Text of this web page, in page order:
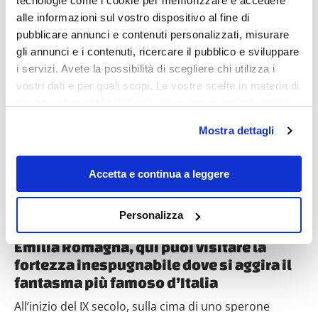
alle informazioni sul vostro dispositivo al fine di
pubblicare annunci e contenuti personalizzati, misurare
gli annunci e i contenuti, ricercare il pubblico e sviluppare
i servizi. Avete la possibilità di scegliere chi utilizza i
vostri dati e per quali scopi. Le vostre scelte in materia di
modificare o revocare il proprio consenso in qualsiasi
momento dalla Dichiarazione sui cookie o facendo clic
sull'icona di attivazione della privacy.
raccogliere informazioni sulla tua posizione
geografica, con un'approssimazione di qualche
metro,
Identificare il tuo dispositivo, scansionandolo
attivamente alla ricerca di caratteristiche specifiche
Mostra dettagli
Accetta e continua a leggere
Personalizza
Destinazioni
Emilia Romagna, qui puoi visitare la
fortezza inespugnabile dove si aggira il
fantasma più famoso d’Italia
All’inizio del IX secolo, sulla cima di uno sperone